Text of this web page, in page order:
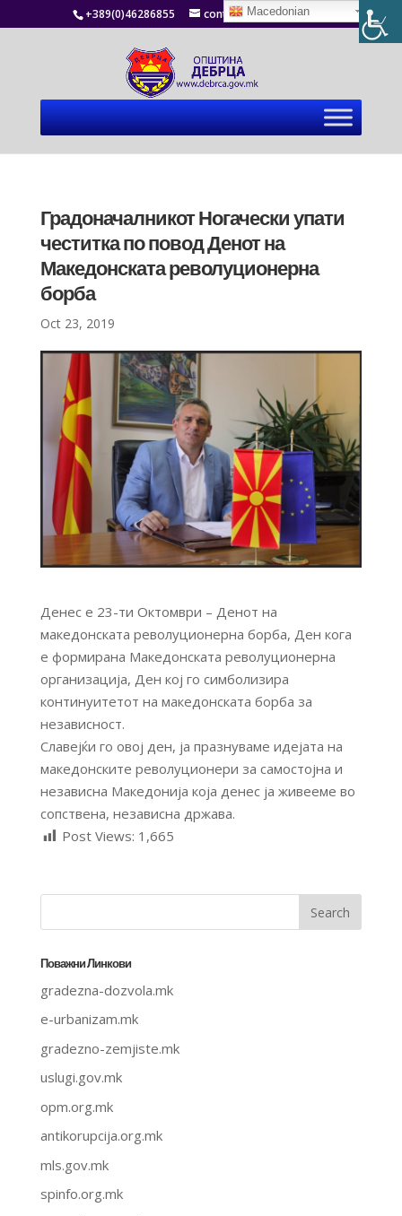
+389(0)46286855 contact@debrca.gov.mk
Градоначалникот Ногачески упати
честитка по повод Денот на
Македонската револуционерна
борба
Oct 23, 2019
Денес е 23-ти Октомври – Денот на
македонската револуционерна борба, Ден кога
е формирана Македонската револуционерна
организација, Ден кој го симболизира
континуитетот на македонската борба за
независност.
Славејќи го овој ден, ја празнуваме идејата на
македонските револуционери за самостојна и
независна Македонија која денес ја живееме во
сопствена, независна државa.
Post Views: 1,665
Поважни Линкови
gradezna-dozvola.mk
e-urbanizam.mk
gradezno-zemjiste.mk
uslugi.gov.mk
opm.org.mk
antikorupcija.org.mk
mls.gov.mk
spinfo.org.mk
Macedonian